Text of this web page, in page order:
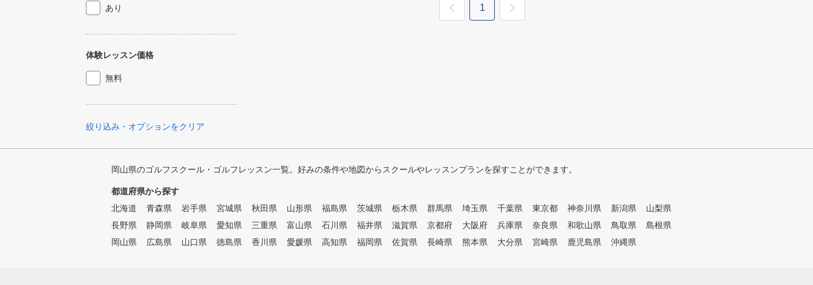
あり
体験レッスン価格
無料
絞り込み・オプションをクリア
1
岡山県のゴルフスクール・ゴルフレッスン一覧。好みの条件や地図からスクールやレッスンプランを探すことができます。
都道府県から探す
北海道
青森県 岩手県 宮城県 秋田県 山形県 福島県 茨城県 栃木県 群馬県 埼玉県 千葉県 東京都 神奈川県 新潟県
山梨県
長野県
静岡県 岐阜県 愛知県 三重県 富山県 石川県 福井県 滋賀県 京都府 大阪府 兵庫県 奈良県 和歌山県 鳥取県
島根県
岡山県
広島県 山口県 徳島県 香川県 愛媛県 高知県 福岡県 佐賀県 長崎県 熊本県 大分県 宮崎県 鹿児島県 沖縄県